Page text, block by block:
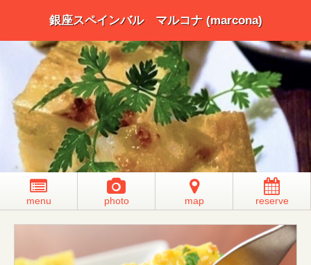
銀座スペインバル マルコナ (marcona)
menu photo map reserve